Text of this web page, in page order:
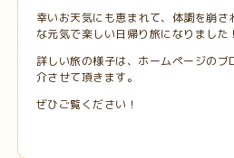
幸いお天気にも恵まれて、体調を崩
な元気で楽しい日帰り旅になりました！
詳しい旅の様子は、ホームページの
介させて頂きます。
ぜひご覧ください！